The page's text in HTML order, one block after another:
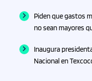
Piden que gastos
no sean mayores
Inaugura
Nacional en